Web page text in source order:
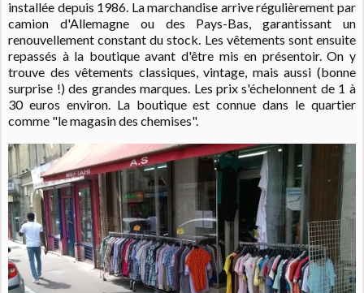
installée depuis 1986. La marchandise arrive régulièrement par
camion d'Allemagne ou des Pays-Bas, garantissant un
renouvellement constant du stock. Les vêtements sont ensuite
repassés à la boutique avant d'être mis en présentoir. On y
trouve des vêtements classiques, vintage, mais aussi (bonne
surprise !) des grandes marques. Les prix s'échelonnent de 1 à
30 euros environ. La boutique est connue dans le quartier
comme "le magasin des chemises".